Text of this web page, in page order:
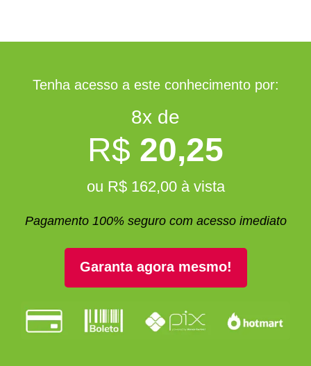
Tenha acesso a este conhecimento por:
8x de
R$ 20,25
ou R$ 162,00 à vista
Pagamento 100% seguro com acesso imediato
Garanta agora mesmo!